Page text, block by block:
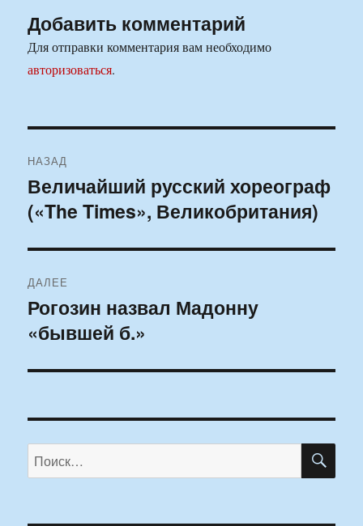
Добавить комментарий
Для отправки комментария вам необходимо
авторизоваться.
по
записям
НАЗАД
Предыдущая
запись:
Величайший русский хореограф
(«The Times», Великобритания)
ДАЛЕЕ
Следующая
запись:
Рогозин назвал Мадонну
«бывшей б.»
Искать: